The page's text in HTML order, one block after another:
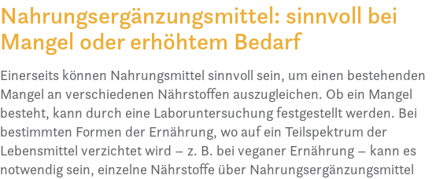
Nahrungsergänzungsmittel: sinnvoll bei
Mangel oder erhöhtem Bedarf
Einerseits können Nahrungsmittel sinnvoll sein, um einen bestehenden
Mangel an verschiedenen Nährstoffen auszugleichen. Ob ein Mangel
besteht, kann durch eine Laboruntersuchung festgestellt werden. Bei
bestimmten Formen der Ernährung, wo auf ein Teilspektrum der
Lebensmittel verzichtet wird – z. B. bei veganer Ernährung – kann es
notwendig sein, einzelne Nährstoffe über Nahrungsergänzungsmittel